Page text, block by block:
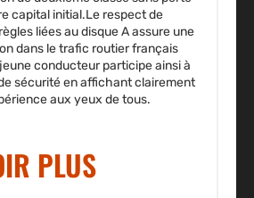
capital initial.Le respect de
liées au disque A assure une
dans le trafic routier français
conducteur participe ainsi à
sécurité en affichant clairement
aux yeux de tous.
PLUS